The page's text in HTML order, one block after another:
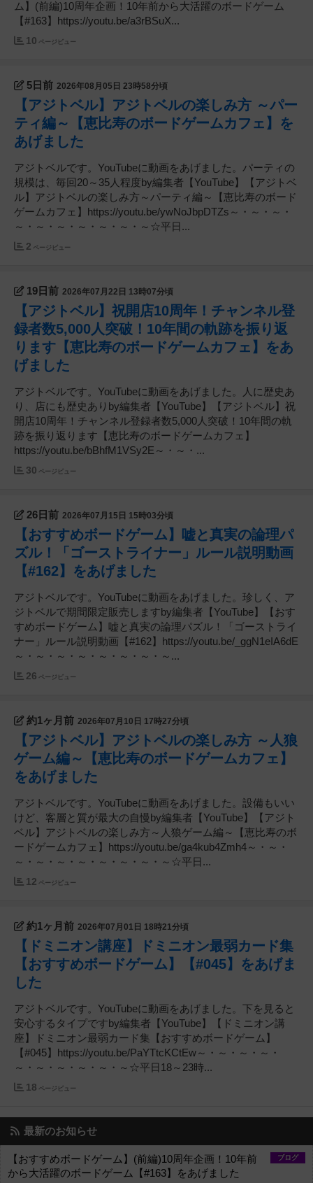
ム】(前編)10周年企画！10年前から大活躍のボードゲーム
【#163】https://youtu.be/a3rBSuX...
10 ページビュー
5日前 2026年08月05日 23時58分頃
【アジトベル】アジトベルの楽しみ方 ～パー
ティ編～【恵比寿のボードゲームカフェ】を
あげました
アジトベルです。YouTubeに動画をあげました。パーティの
規模は、毎回20～35人程度by編集者【YouTube】【アジトベ
ル】アジトベルの楽しみ方～パーティ編～【恵比寿のボード
ゲームカフェ】https://youtu.be/ywNoJbpDTZs～・～・～・
～・～・～・～・～・～・～☆平日...
2 ページビュー
19日前 2026年07月22日 13時07分頃
【アジトベル】祝開店10周年！チャンネル登
録者数5,000人突破！10年間の軌跡を振り返
ります【恵比寿のボードゲームカフェ】をあ
げました
アジトベルです。YouTubeに動画をあげました。人に歴史あ
り、店にも歴史ありby編集者【YouTube】【アジトベル】祝
開店10周年！チャンネル登録者数5,000人突破！10年間の軌
跡を振り返ります【恵比寿のボードゲームカフェ】
https://youtu.be/bBhfM1VSy2E～・～・...
30 ページビュー
26日前 2026年07月15日 15時03分頃
【おすすめボードゲーム】嘘と真実の論理パ
ズル！「ゴーストライナー」ルール説明動画
【#162】をあげました
アジトベルです。YouTubeに動画をあげました。珍しく、ア
ジトベルで期間限定販売しますby編集者【YouTube】【おす
すめボードゲーム】嘘と真実の論理パズル！「ゴーストライ
ナー」ルール説明動画【#162】https://youtu.be/_ggN1eIA6dE
～・～・～・～・～・～・～・～...
26 ページビュー
約1ヶ月前 2026年07月10日 17時27分頃
【アジトベル】アジトベルの楽しみ方 ～人狼
ゲーム編～【恵比寿のボードゲームカフェ】
をあげました
アジトベルです。YouTubeに動画をあげました。設備もいい
けど、客層と質が最大の自慢by編集者【YouTube】【アジト
ベル】アジトベルの楽しみ方～人狼ゲーム編～【恵比寿のボ
ードゲームカフェ】https://youtu.be/ga4kub4Zmh4～・～・
～・～・～・～・～・～・～・～☆平日...
12 ページビュー
約1ヶ月前 2026年07月01日 18時21分頃
【ドミニオン講座】ドミニオン最弱カード集
【おすすめボードゲーム】【#045】をあげま
した
アジトベルです。YouTubeに動画をあげました。下を見ると
安心するタイプですby編集者【YouTube】【ドミニオン講
座】ドミニオン最弱カード集【おすすめボードゲーム】
【#045】https://youtu.be/PaYTtcKCtEw～・～・～・～・
～・～・～・～・～・～☆平日18～23時...
18 ページビュー
最新のお知らせ
ブログ
【おすすめボードゲーム】(前編)10周年企画！10年前
から大活躍のボードゲーム【#163】をあげました